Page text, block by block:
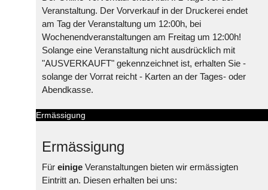
Veranstaltung. Der Vorverkauf in der Druckerei endet
am Tag der Veranstaltung um 12:00h, bei
Wochenendveranstaltungen am Freitag um 12:00h!
Solange eine Veranstaltung nicht ausdrücklich mit
"AUSVERKAUFT" gekennzeichnet ist, erhalten Sie -
solange der Vorrat reicht - Karten an der Tages- oder
Abendkasse.
Ermässigung
Ermässigung
Für einige Veranstaltungen bieten wir ermässigten
Eintritt an. Diesen erhalten bei uns: